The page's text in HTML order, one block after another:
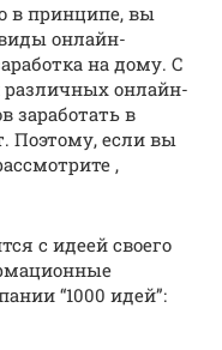
в принципе, вы
онлайн-
на дому. С
различных онлайн-
заработать в
Поэтому, если вы
,
с идеей своего
“1000 идей”: